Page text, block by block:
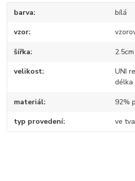
barva bílá
vzor
šířka 2.5cm
velikost
UNI
délka
materiál 92%
typ provedení ve